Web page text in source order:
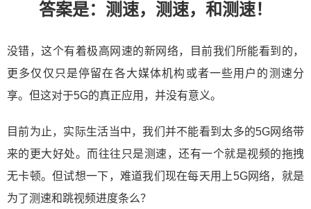
答案是：测速，测速，和测速！
没错，这个有着极高网速的新网络，目前我们所能看到的，
更多仅仅只是停留在各大媒体机构或者一些用户的测速分
享。但这对于5G的真正应用，并没有意义。
目前为止，实际生活当中，我们并不能看到太多的5G网络带
来的更大好处。而往往只是测速，还有一个就是视频的拖拽
无卡顿。但试想一下，难道我们现在每天用上5G网络，就是
为了测速和跳视频进度条么？